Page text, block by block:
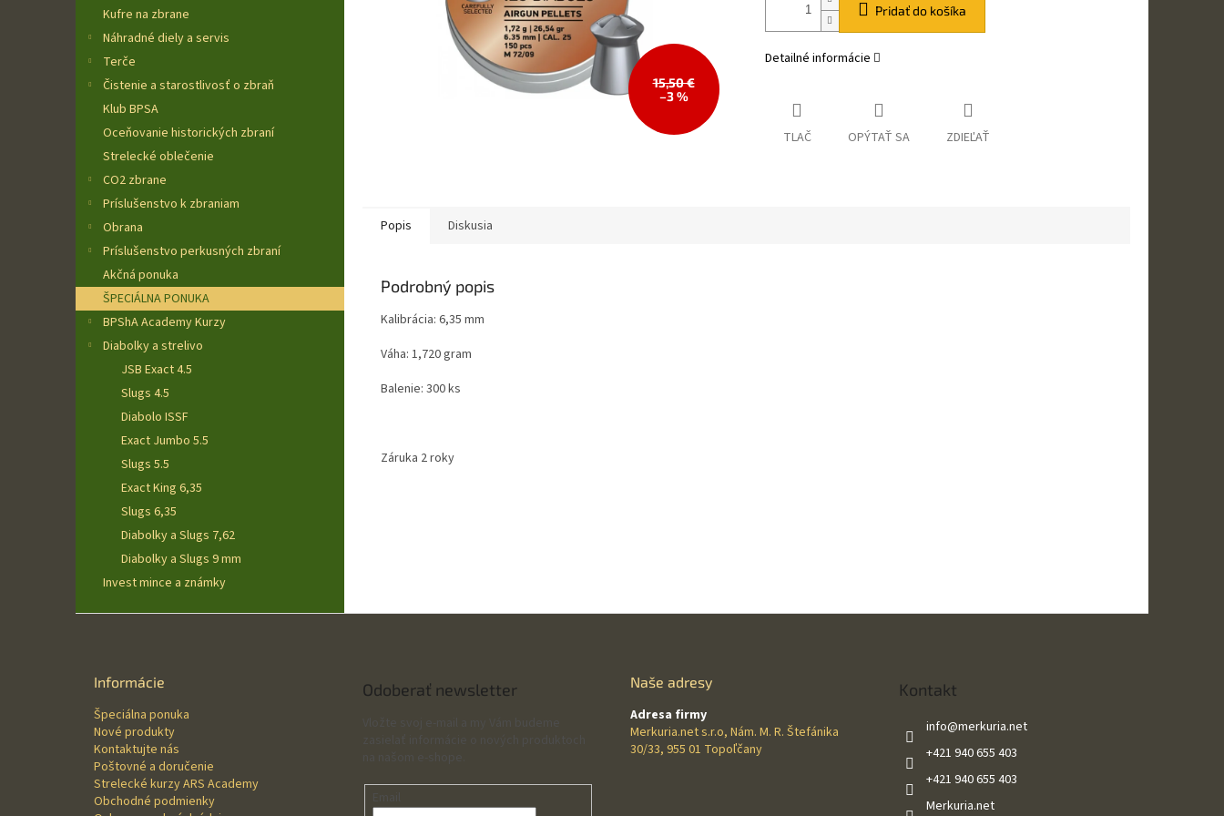
Kufre na zbrane
Náhradné diely a servis
Terče
Čistenie a starostlivosť o zbraň
Klub BPSA
Oceňovanie historických zbraní
Strelecké oblečenie
CO2 zbrane
Príslušenstvo k zbraniam
Obrana
Príslušenstvo perkusných zbraní
Akčná ponuka
ŠPECIÁLNA PONUKA
BPShA Academy Kurzy
Diabolky a strelivo
JSB Exact 4.5
Slugs 4.5
Diabolo ISSF
Exact Jumbo 5.5
Slugs 5.5
Exact King 6,35
Slugs 6,35
Diabolky a Slugs 7,62
Diabolky a Slugs 9 mm
Invest mince a známky
15,50 €
–3 %
Pridať do košíka
Detailné informácie
TLAČ OPÝTAŤ SA ZDIEĽAŤ
Popis Diskusia
Podrobný popis
Kalibrácia: 6,35 mm
Váha: 1,720 gram
Balenie: 300 ks
Záruka 2 roky
Informácie
Špeciálna ponuka
Nové produkty
Kontaktujte nás
Poštovné a doručenie
Strelecké kurzy ARS Academy
Obchodné podmienky
Odoberať newsletter Naše adresy
Adresa firmy
Merkuria.net s.r.o, Nám. M. R. Štefánika
30/33, 955 01 Topoľčany
Kontakt
info@merkuria.net
+421 940 655 403
+421 940 655 403
Merkuria.net